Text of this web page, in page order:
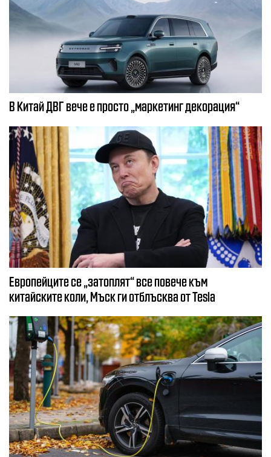
В Китай ДВГ вече е просто „маркетинг декорация“
Европейците се „затоплят“ все повече към
китайските коли, Мъск ги отблъсква от Tesla